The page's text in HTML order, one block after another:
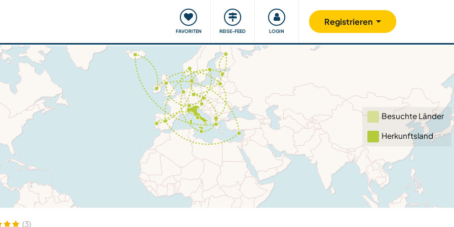
FAVORITEN REISE-FEED LOGIN
Registrieren
Reisen & Lernen Unsere Community Gutes tun
Besuchte Länder
Herkunftsland
(3)